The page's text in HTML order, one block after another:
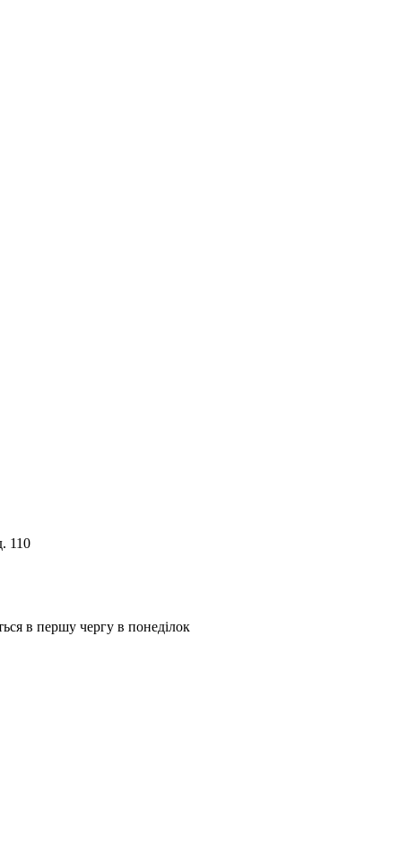
110
в першу чергу в понеділок